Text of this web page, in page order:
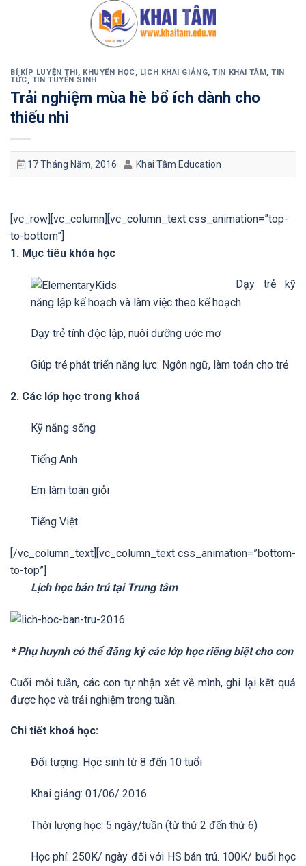
BÍ KÍP LUYỆN THI, KHUYẾN HỌC, LỊCH KHAI GIẢNG,TIN KHAI TÂM,TIN
TỨC, TIN TUYỂN SINH
Trải nghiệm mùa hè bổ ích dành cho
thiếu nhi
17 Tháng Năm, 2016 Khai Tâm Education
[vc_row][vc_column][vc_column_text css_animation=”top-
to-bottom”]
1. Mục tiêu khóa học
Dạy trẻ kỹ
năng lập kế hoạch và làm việc theo kế hoạch
Dạy trẻ tính độc lập, nuôi dưỡng ước mơ
Giúp trẻ phát triển năng lực: Ngôn ngữ, làm toán cho trẻ
2. Các lớp học trong khoá
Kỹ năng sống
Tiếng Anh
Em làm toán giỏi
Tiếng Việt
[/vc_column_text][vc_column_text css_animation=”bottom-
to-top”]
Lịch học bán trú tại Trung tâm
* Phụ huynh có thể đăng ký các lớp học riêng biệt cho con
Cuối mỗi tuần, các con tự nhận xét về mình, ghi lại kết quả
được học và trải nghiệm trong tuần.
Chi tiết khoá học:
Đối tượng: Học sinh từ 8 đến 10 tuổi
Khai giảng: 01/06/ 2016
Thời lượng học: 5 ngày/tuần (từ thứ 2 đến thứ 6)
Học phí: 250K/ ngày đối với HS bán trú. 100K/ buổi học